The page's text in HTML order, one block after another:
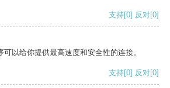
支持[0] 反对[0]
以给你提供最高速度和安全性的连接。
支持[0] 反对[0]